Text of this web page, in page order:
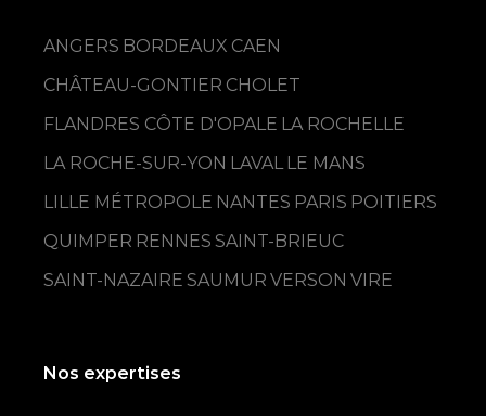
ANGERS BORDEAUX CAEN
CHÂTEAU-GONTIER CHOLET
FLANDRES CÔTE D'OPALE LA ROCHELLE
LA ROCHE-SUR-YON LAVAL LE MANS
LILLE MÉTROPOLE NANTES PARIS POITIERS
QUIMPER RENNES SAINT-BRIEUC
SAINT-NAZAIRE SAUMUR VERSON VIRE
Nos expertises